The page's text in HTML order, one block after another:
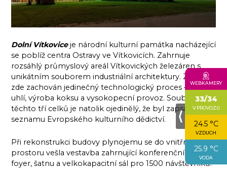
⟨
WEBKAMERY
33/34
V PROVOZU
24.5 °C
VZDUCH
25.9 °C
VODA
Dolní Vítkoviceje národní kulturní památka nacházející
se poblíž centra Ostravy ve Vítkovicích. Zahrnuje
rozsáhlý průmyslový areál Vítkovických železáren s
unikátním souborem industriální architektury. Zůstal
zde zachován jedinečný technologický proces – těžba
uhlí, výroba koksu a vysokopecní provoz. Soubor
těchto tří celků je natolik ojedinělý, že byl zapsán do
seznamu Evropského kulturního dědictví.
Při rekonstrukci budovy plynojemu se do vnitřního
prostoru vešla vestavba zahrnující konferenční sály,
foyer, šatnu a velkokapacitní sál pro 1500 návštěvníků.